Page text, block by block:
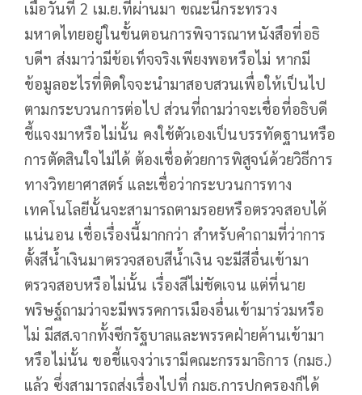
เมื่อวันที่ 2 เม.ย.ที่ผ่านมา ขณะนี้กระทรวง
มหาดไทยอยู่ในขั้นตอนการพิจารณาหนังสือที่อธิ
บดีฯ ส่งมาว่ามีข้อเท็จจริงเพียงพอหรือไม่ หากมี
ข้อมูลอะไรที่ติดใจจะนำมาสอบสวนเพื่อให้เป็นไป
ตามกระบวนการต่อไป ส่วนที่ถามว่าจะเชื่อที่อธิบดี
ชี้แจงมาหรือไม่นั้น คงใช้ตัวเองเป็นบรรทัดฐานหรือ
การตัดสินใจไม่ได้ ต้องเชื่อด้วยการพิสูจน์ด้วยวิธีการ
ทางวิทยาศาสตร์ และเชื่อว่ากระบวนการทาง
เทคโนโลยีนั้นจะสามารถตามรอยหรือตรวจสอบได้
แน่นอน เชื่อเรื่องนี้มากกว่า สำหรับคำถามที่ว่าการ
ตั้งสีน้ำเงินมาตรวจสอบสีน้ำเงิน จะมีสีอื่นเข้ามา
ตรวจสอบหรือไม่นั้น เรื่องสีไม่ชัดเจน แต่ที่นาย
พริษฐ์ถามว่าจะมีพรรคการเมืองอื่นเข้ามาร่วมหรือ
ไม่ มีสส.จากทั้งซีกรัฐบาลและพรรคฝ่ายค้านเข้ามา
หรือไม่นั้น ขอชี้แจงว่าเรามีคณะกรรมาธิการ (กมธ.)
แล้ว ซึ่งสามารถส่งเรื่องไปที่ กมธ.การปกครองก็ได้